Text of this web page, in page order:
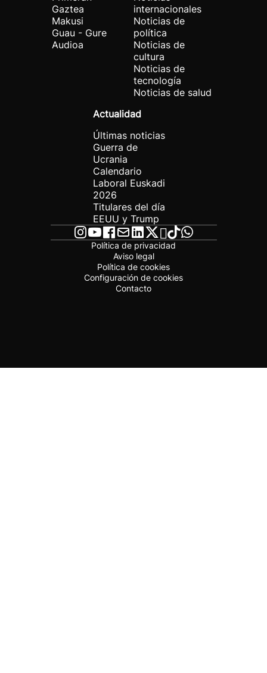
Gaztea
Makusi
Guau - Gure
Audioa
internacionales
Noticias de
política
Noticias de
cultura
Noticias de
tecnología
Noticias de salud
Actualidad
Últimas noticias
Guerra de
Ucrania
Calendario
Laboral Euskadi
2026
Titulares del día
EEUU y Trump
Política de privacidad
Aviso legal
Política de cookies
Configuración de cookies
Contacto